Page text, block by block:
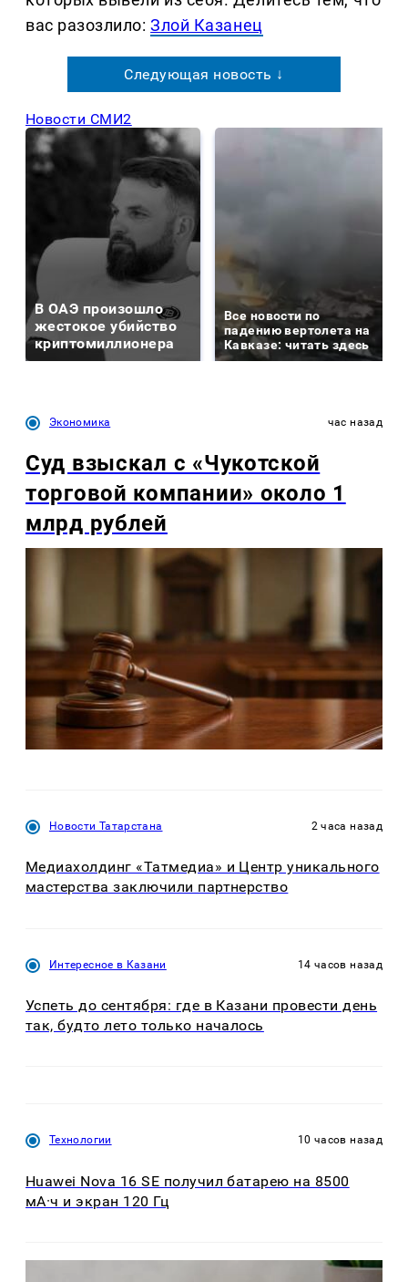
вас разозлило:Злой Казанец
Следующая новость ↓
Новости СМИ2
В ОАЭ произошло
жестокое убийство
криптомиллионера
Все новости по
падению вертолета на
Кавказе: читать здесь
Экономика час назад
Суд взыскал с «Чукотской
торговой компании» около 1
млрд рублей
Новости Татарстана 2 часа назад
Медиахолдинг «Татмедиа» и Центр уникального
мастерства заключили партнерство
Интересное в Казани 14 часов назад
Успеть до сентября: где в Казани провести день
так, будто лето только началось
Технологии 10 часов назад
Huawei Nova 16 SE получил батарею на 8500
мА·ч и экран 120 Гц